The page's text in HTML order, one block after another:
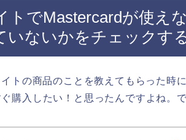
トでMastercardが使え
いないかをチェックする
トの商品のことを教えてもらった時
購入したい！と思ったんですよね。で